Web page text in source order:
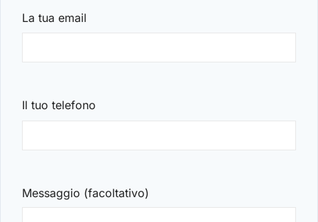
La tua email
Il tuo telefono
Messaggio (facoltativo)